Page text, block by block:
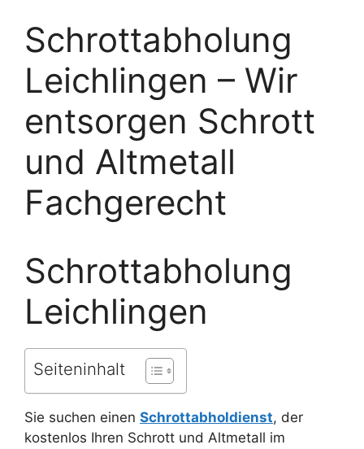
Schrottabholung
Leichlingen – Wir
entsorgen Schrott
und Altmetall
Fachgerecht
Schrottabholung
Leichlingen
Seiteninhalt
Sie suchen einen Schrottabholdienst, der
kostenlos Ihren Schrott und Altmetall im